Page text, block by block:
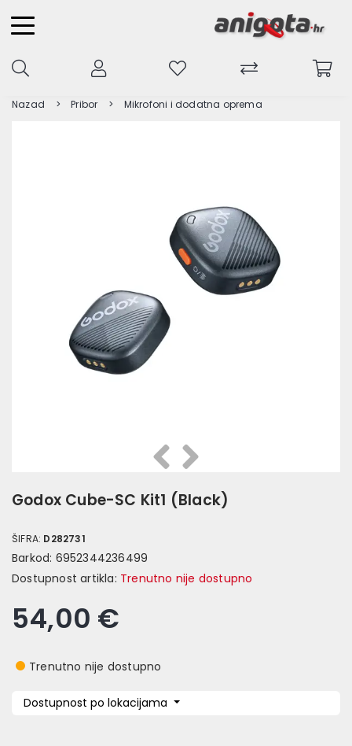
Nazad Pribor Mikrofoni i dodatna oprema
PrethodnaSlijedeća
Godox Cube-SC Kit1 (Black)
ŠIFRA: D282731
Barkod: 6952344236499
Dostupnost artikla: Trenutno nije dostupno
54,00 €
Trenutno nije dostupno
Dostupnost po lokacijama